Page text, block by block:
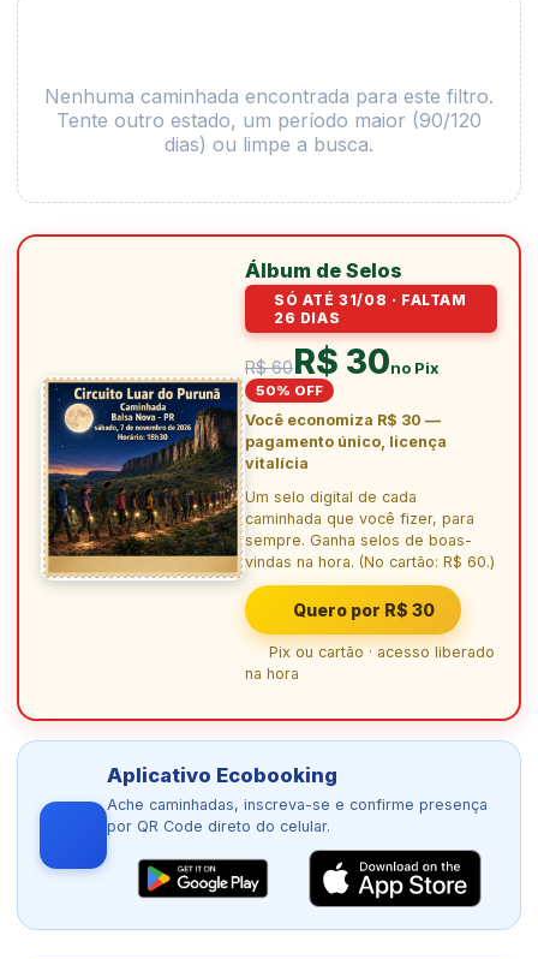
Nenhuma caminhada encontrada para este filtro.
Tente outro estado, um período maior (90/120
dias) ou limpe a busca.
Álbum de Selos
SÓ ATÉ 31/08 · FALTAM
26 DIAS
R$ 60R$ 30no Pix
50% OFF
Você economiza R$ 30 —
pagamento único, licença
vitalícia
Um selo digital de cada
caminhada que você fizer, para
sempre. Ganha selos de boas-
vindas na hora. (No cartão: R$ 60.)
Quero por R$ 30
Pix ou cartão · acesso liberado
na hora
Aplicativo Ecobooking
Ache caminhadas, inscreva-se e confirme presença
por QR Code direto do celular.